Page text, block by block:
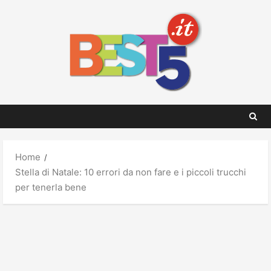
Home
Stella di Natale: 10 errori da non fare e i piccoli trucchi
per tenerla bene